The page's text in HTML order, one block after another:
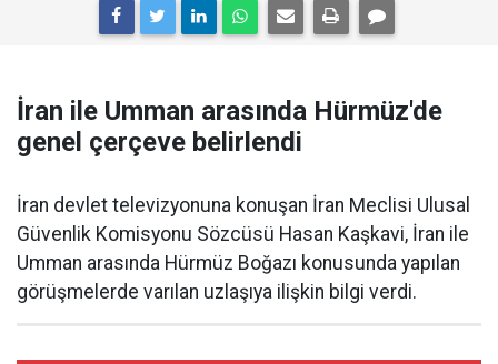
İran ile Umman arasında Hürmüz'de
genel çerçeve belirlendi
İran devlet televizyonuna konuşan İran Meclisi Ulusal
Güvenlik Komisyonu Sözcüsü Hasan Kaşkavi, İran ile
Umman arasında Hürmüz Boğazı konusunda yapılan
görüşmelerde varılan uzlaşıya ilişkin bilgi verdi.